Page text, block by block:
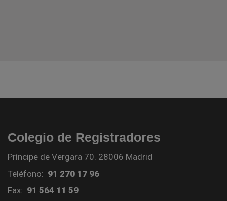
Colegio de Registradores
Príncipe de Vergara 70. 28006 Madrid
Teléfono: 91 270 17 96
Fax: 91 564 11 59